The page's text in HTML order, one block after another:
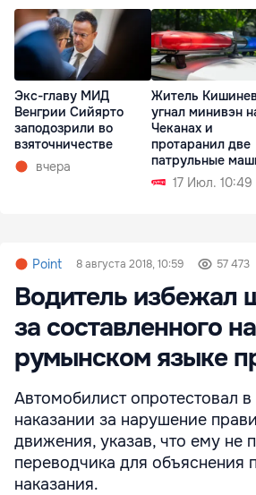
Экс-главу МИД
Венгрии Сийярто
заподозрили во
взяточничестве
вчера
Житель
угнал минивэн
Чеканах и
протаранил две
патрульные
17 Июл. 10:49
Point 8 августа 2018, 10:59 57 473
Водитель избежал
за составленного на
румынском языке
Автомобилист опротестовал
наказании за нарушение
движения, указав, что ему не
переводчика для объяснения
наказания.